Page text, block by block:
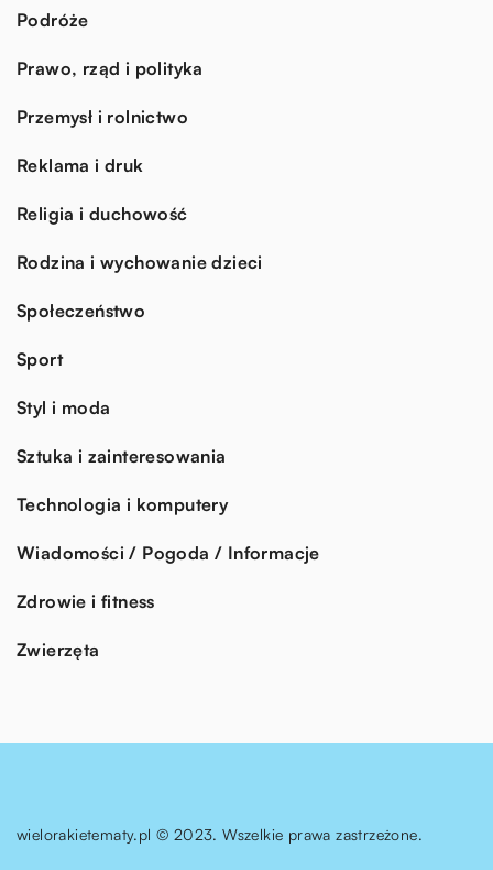
Podróże
Prawo, rząd i polityka
Przemysł i rolnictwo
Reklama i druk
Religia i duchowość
Rodzina i wychowanie dzieci
Społeczeństwo
Sport
Styl i moda
Sztuka i zainteresowania
Technologia i komputery
Wiadomości / Pogoda / Informacje
Zdrowie i fitness
Zwierzęta
wielorakietematy.pl © 2023. Wszelkie prawa zastrzeżone.